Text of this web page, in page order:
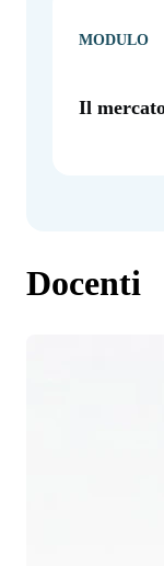
MODULO
Il
Docenti